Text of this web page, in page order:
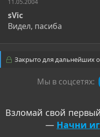
11.05.2004
sVic
Видел, пасиба
Закрыто для дальнейших
Мы в соцсетях:
Взломай свой
— Начни